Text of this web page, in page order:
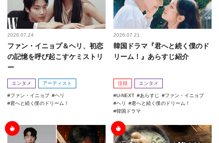
2026.07.24
ファン・イニョプ＆ヘリ、初恋
の記憶を呼び起こすケミストリ
ー
エンタメ アーティスト
ファン・イニョプ
ヘリ
君へと続く僕のドリーム！
2026.07.21
韓国ドラマ『君へと続く僕のド
リーム！』あらすじ紹介
注目 エンタメ
U-NEXT あらすじ
ファン・イニョプ
ヘリ
君へと続く僕のドリーム！
韓国ドラマ